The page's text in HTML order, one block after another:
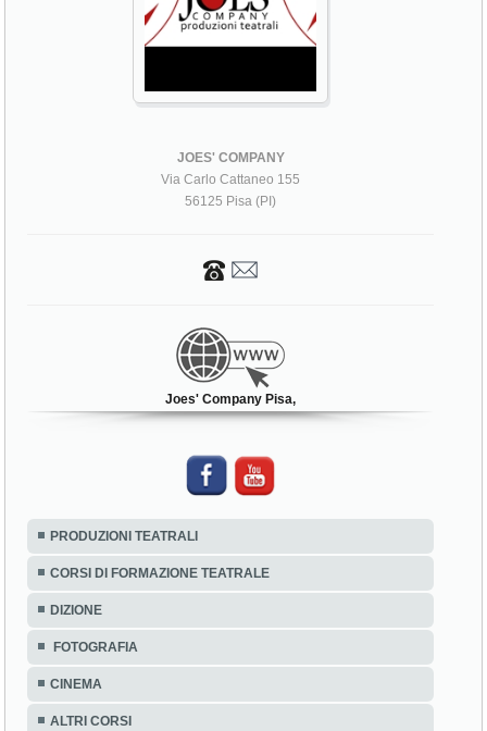
JOES' COMPANY
Via Carlo Cattaneo 155
56125 Pisa (PI)
Joes' Company Pisa,
PRODUZIONI TEATRALI
CORSI DI FORMAZIONE TEATRALE
DIZIONE
FOTOGRAFIA
CINEMA
ALTRI CORSI